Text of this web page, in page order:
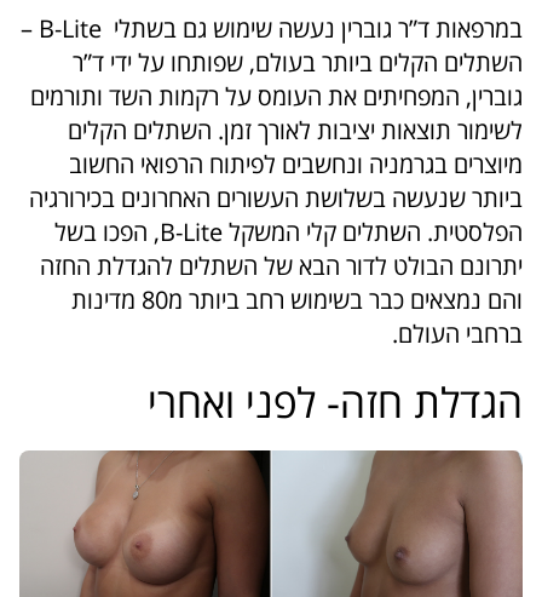
במרפאות ד”ר גוברין נעשה שימוש גם בשתלי B-Lite –
השתלים הקלים ביותרבעולם, שפותחו על ידי ד”ר
גוברין, המפחיתים את העומס על רקמות השד ותורמים
לשימור תוצאות יציבות לאורך זמן. השתלים הקלים
מיוצרים בגרמניה ונחשבים לפיתוח הרפואי החשוב
ביותר שנעשה בשלושת העשורים האחרונים בכירורגיה
הפלסטית.
השתלים קלי המשקל B-Lite, הפכו בשל
יתרונם הבולט לדור הבא של השתלים להגדלת החזה
והם נמצאים כבר בשימוש רחב ביותר מ80 מדינות
ברחבי העולם.
הגדלת חזה- לפני ואחרי